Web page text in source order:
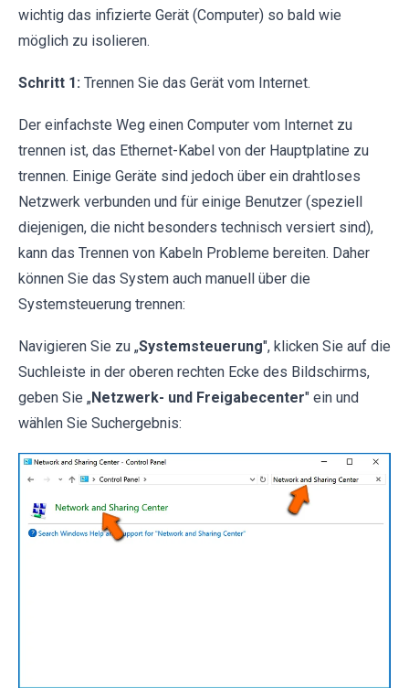
wichtig das infizierte Gerät (Computer) so bald wie
möglich zu isolieren.
Schritt 1: Trennen Sie das Gerät vom Internet.
Der einfachste Weg einen Computer vom Internet zu
trennen ist, das Ethernet-Kabel von der Hauptplatine zu
trennen. Einige Geräte sind jedoch über ein drahtloses
Netzwerk verbunden und für einige Benutzer (speziell
diejenigen, die nicht besonders technisch versiert sind),
kann das Trennen von Kabeln Probleme bereiten. Daher
können Sie das System auch manuell über die
Systemsteuerung trennen:
Navigieren Sie zu „Systemsteuerung", klicken Sie auf die
Suchleiste in der oberen rechten Ecke des Bildschirms,
geben Sie „Netzwerk- und Freigabecenter" ein und
wählen Sie Suchergebnis: